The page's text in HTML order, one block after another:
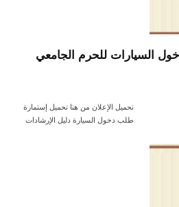
السيارات للحرم الجامعي
تحميل الإعلان من هنا تحميل إستمارة
طلب دخول السيارة دليل الإرشادات